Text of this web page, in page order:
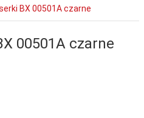
BX 00501A czarne
00501A czarne